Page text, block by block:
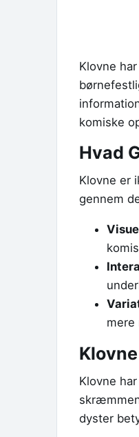
Klovne
komiske
Hvad
Klovne er
gennem
mere
Klovne
dyster